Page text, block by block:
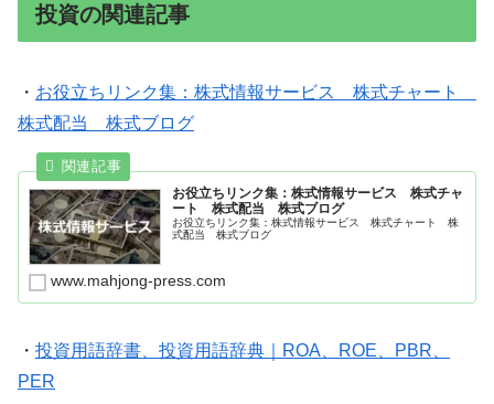
投資の関連記事
・ お役立ちリンク集：株式情報サービス 株式チャート
株式配当 株式ブログ
お役立ちリンク集：株式情報サービス 株式チャ
ート 株式配当 株式ブログ
お役立ちリンク集：株式情報サービス 株式チャート 株
式配当 株式ブログ
www.mahjong-press.com
・ 投資用語辞書、投資用語辞典｜ROA、ROE、PBR、
PER